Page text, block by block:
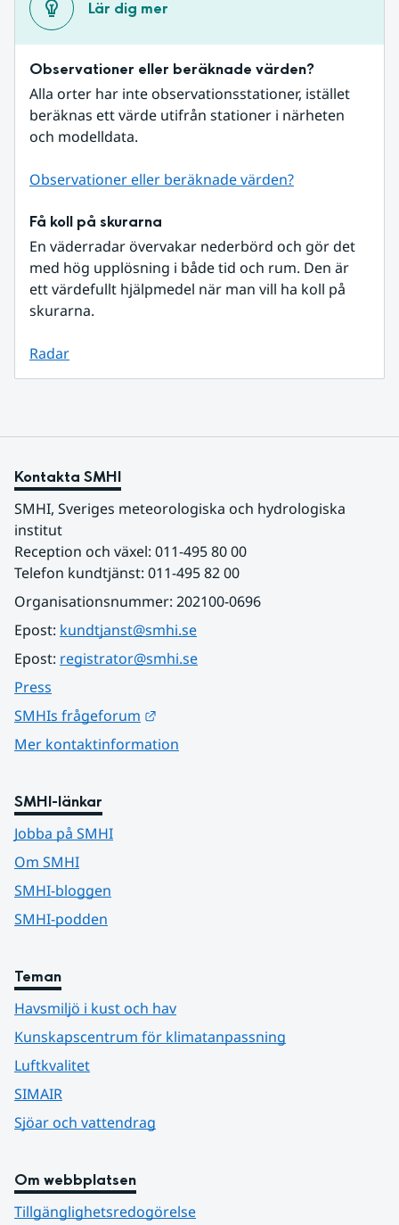
Lär dig mer
Observationer eller beräknade värden?
Alla orter har inte observationsstationer, istället
beräknas ett värde utifrån stationer i närheten
och modelldata.
Observationer eller beräknade värden?
Få koll på skurarna
En väderradar övervakar nederbörd och gör det
med hög upplösning i både tid och rum. Den är
ett värdefullt hjälpmedel när man vill ha koll på
skurarna.
Radar
Kontakta SMHI
SMHI, Sveriges meteorologiska och hydrologiska
institut
Reception och växel: 011-495 80 00
Telefon kundtjänst: 011-495 82 00
Organisationsnummer: 202100-0696
Epost: kundtjanst@smhi.se
Epost: registrator@smhi.se
Press
SMHIs frågeforum
Mer kontaktinformation
SMHI-länkar
Jobba på SMHI
Om SMHI
SMHI-bloggen
SMHI-podden
Teman
Havsmiljö i kust och hav
Kunskapscentrum för klimatanpassning
Luftkvalitet
SIMAIR
Sjöar och vattendrag
Om webbplatsen
Tillgänglighetsredogörelse